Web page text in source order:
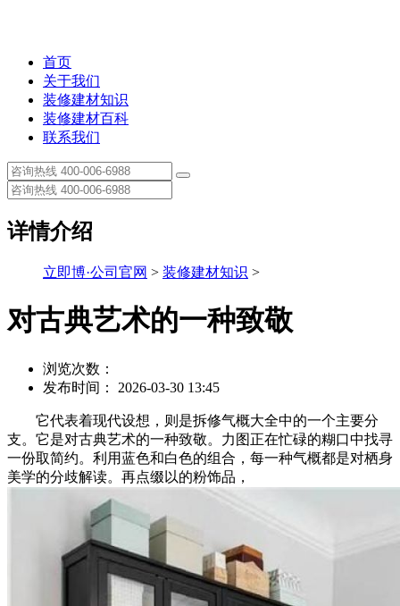
首页
关于我们
装修建材知识
装修建材百科
联系我们
详情介绍
立即博·公司官网 > 装修建材知识 >
对古典艺术的一种致敬
浏览次数：
发布时间： 2026-03-30 13:45
它代表着现代设想，则是拆修气概大全中的一个主要分
支。它是对古典艺术的一种致敬。力图正在忙碌的糊口中找寻
一份取简约。利用蓝色和白色的组合，每一种气概都是对栖身
美学的分歧解读。再点缀以的粉饰品，